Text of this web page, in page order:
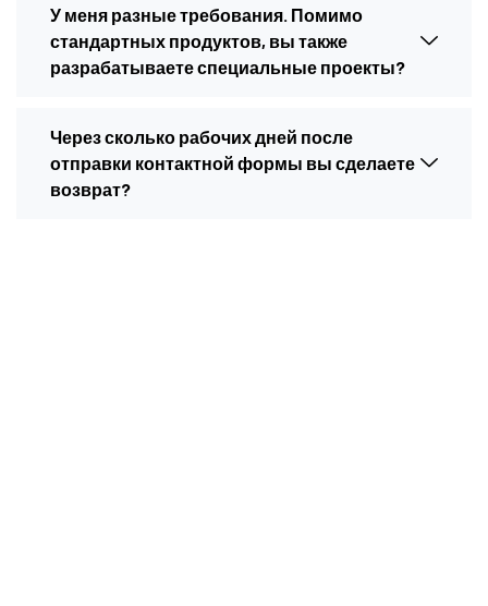
У меня разные требования. Помимо
стандартных продуктов, вы также
разрабатываете специальные проекты?
Через сколько рабочих дней после
отправки контактной формы вы сделаете
возврат?